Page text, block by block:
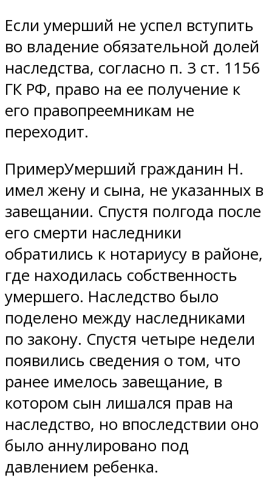
Если умерший не успел вступить
во владение обязательной долей
наследства, согласно п. 3 ст. 1156
ГК РФ, право на ее получение к
его правопреемникам не
переходит.
ПримерУмерший гражданин Н.
имел жену и сына, не указанных в
завещании. Спустя полгода после
его смерти наследники
обратились к нотариусу в районе,
где находилась собственность
умершего. Наследство было
поделено между наследниками
по закону. Спустя четыре недели
появились сведения о том, что
ранее имелось завещание, в
котором сын лишался прав на
наследство, но впоследствии оно
было аннулировано под
давлением ребенка.